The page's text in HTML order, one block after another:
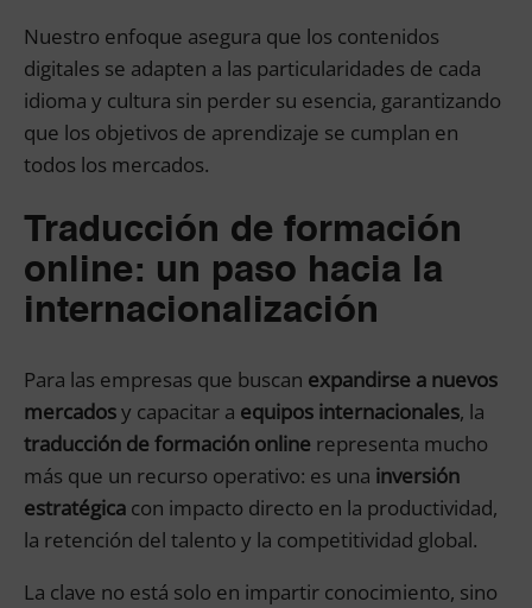
Nuestro enfoque asegura que los contenidos
digitales se adapten a las particularidades de cada
idioma y cultura sin perder su esencia, garantizando
que los objetivos de aprendizaje se cumplan en
todos los mercados.
Traducción de formación
online: un paso hacia la
internacionalización
Para las empresas que buscan expandirse a nuevos
mercadosy capacitar a equipos internacionales, la
traducción de formación online representa mucho
más que un recurso operativo: es una inversión
estratégica con impacto directo en la productividad,
la retención del talento y la competitividad global.
La clave no está solo en impartir conocimiento, sino